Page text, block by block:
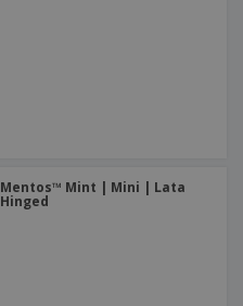
Mentos™ Mint | Mini | Lata
Hinged